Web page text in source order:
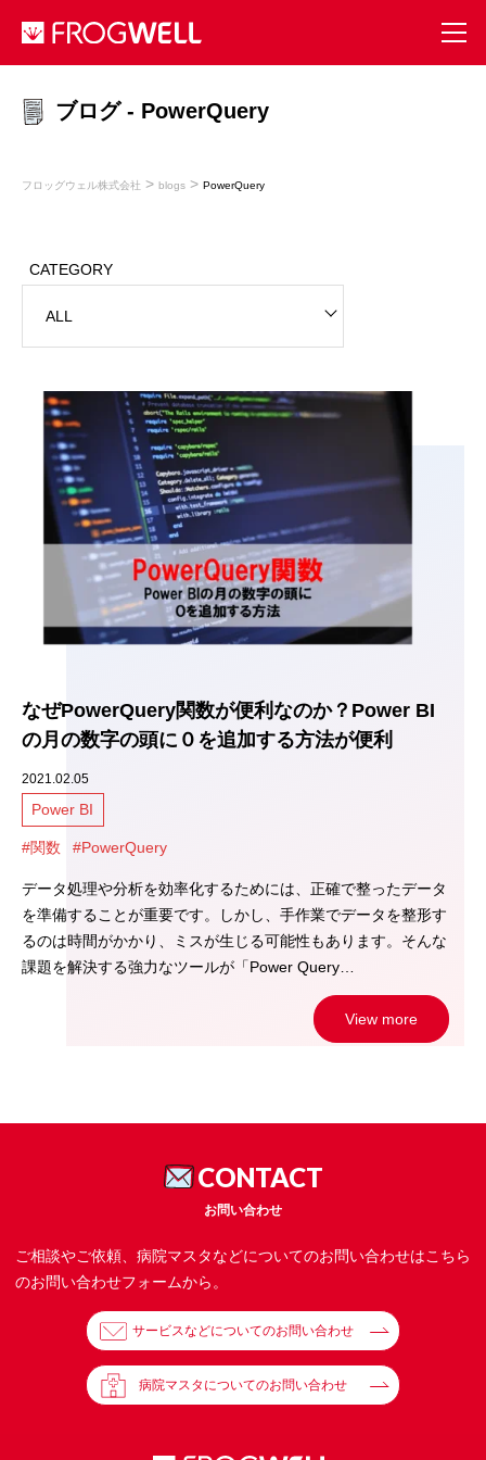
ブログ - PowerQuery
フロッグウェル株式会社 > blogs > PowerQuery
CATEGORY
なぜPowerQuery関数が便利なのか？Power BI
の月の数字の頭に０を追加する方法が便利
2021.02.05
Power BI
#関数 #PowerQuery
データ処理や分析を効率化するためには、正確で整ったデータ
を準備することが重要です。しかし、手作業でデータを整形す
るのは時間がかかり、ミスが生じる可能性もあります。そんな
課題を解決する強力なツールが「Power Query…
View more
CONTACT
お問い合わせ
ご相談やご依頼、病院マスタなどについてのお問い合わせはこちら
のお問い合わせフォームから。
サービスなどについてのお問い合わせ
病院マスタについてのお問い合わせ